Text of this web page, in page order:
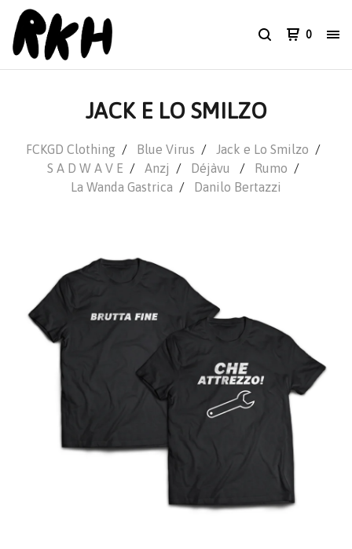
0
JACK E LO SMILZO
FCKGD Clothing Blue Virus
Jack e Lo Smilzo
S A D W A V E
Anzj Déjàvu
Rumo
La Wanda Gastrica
Danilo Bertazzi